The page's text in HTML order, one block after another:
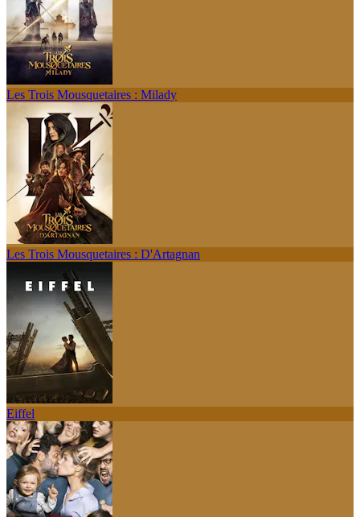
Les Trois Mousquetaires : Milady
Les Trois Mousquetaires : D'Artagnan
Eiffel